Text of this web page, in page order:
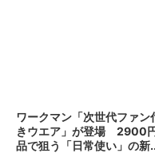
ワークマン「次世代ファン
きウエア」が登場 2900
品で狙う「日常使い」の新